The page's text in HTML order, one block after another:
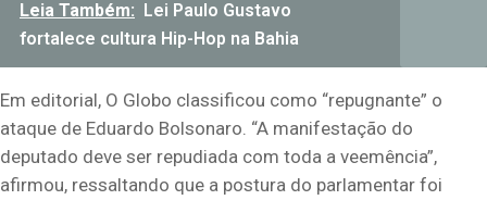
Leia Também: Lei Paulo Gustavo
fortalece cultura Hip-Hop na Bahia
Em editorial, O Globo classificou como “repugnante” o
ataque de Eduardo Bolsonaro. “A manifestação do
deputado deve ser repudiada com toda a veemência”,
afirmou, ressaltando que a postura do parlamentar foi